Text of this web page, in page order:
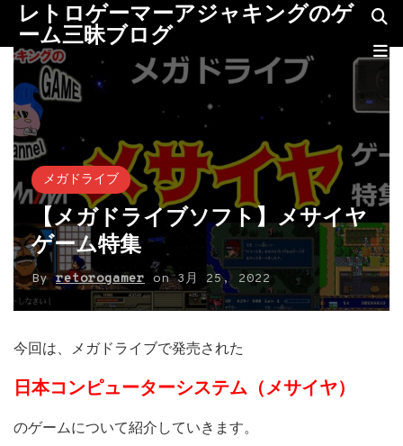
レトロゲーマーアジャキングのゲ
ーム三昧ブログ
メガドライブ
【メガドライブソフト】メサイヤ
ゲーム特集
Byretorogamer on3月 25, 2022
今回は、メガドライブで発売された
日本コンピューターシステム（メサイヤ）
のゲームについて紹介していきます。